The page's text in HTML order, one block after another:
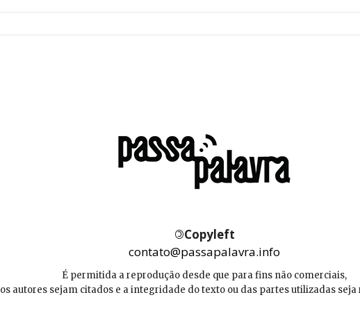
©Copyleft
contato@passapalavra.info
É permitida a reprodução desde que para fins não comerciais,
os autores sejam citados e a integridade do texto ou das partes utilizadas